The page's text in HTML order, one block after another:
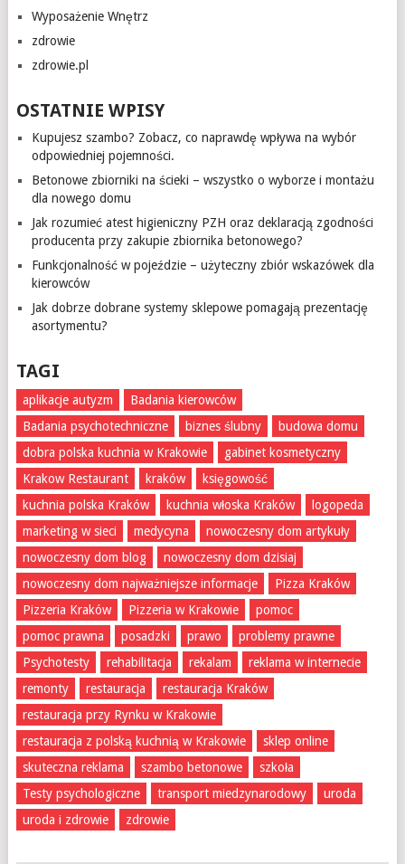
Wyposażenie Wnętrz
zdrowie
zdrowie.pl
OSTATNIE WPISY
Kupujesz szambo? Zobacz, co naprawdę wpływa na wybór
odpowiedniej pojemności.
Betonowe zbiorniki na ścieki – wszystko o wyborze i montażu
dla nowego domu
Jak rozumieć atest higieniczny PZH oraz deklaracją zgodności
producenta przy zakupie zbiornika betonowego?
Funkcjonalność w pojeździe – użyteczny zbiór wskazówek dla
kierowców
Jak dobrze dobrane systemy sklepowe pomagają prezentację
asortymentu?
TAGI
aplikacje autyzm
Badania kierowców
Badania psychotechniczne
biznes ślubny
budowa domu
dobra polska kuchnia w Krakowie
gabinet kosmetyczny
Krakow Restaurant
kraków
księgowość
kuchnia polska Kraków
kuchnia włoska Kraków
logopeda
marketing w sieci
medycyna
nowoczesny dom artykuły
nowoczesny dom blog
nowoczesny dom dzisiaj
nowoczesny dom najważniejsze informacje
Pizza Kraków
Pizzeria Kraków
Pizzeria w Krakowie
pomoc
pomoc prawna
posadzki prawo
problemy prawne
Psychotesty
rehabilitacja rekalam
reklama w internecie
remonty
restauracja
restauracja Kraków
restauracja przy Rynku w Krakowie
restauracja z polską kuchnią w Krakowie
sklep online
skuteczna reklama
szambo betonowe
szkoła
Testy psychologiczne
transport miedzynarodowy
uroda
uroda i zdrowie
zdrowie